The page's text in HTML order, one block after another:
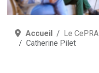
Accueil Le CePRA
Catherine Pilet